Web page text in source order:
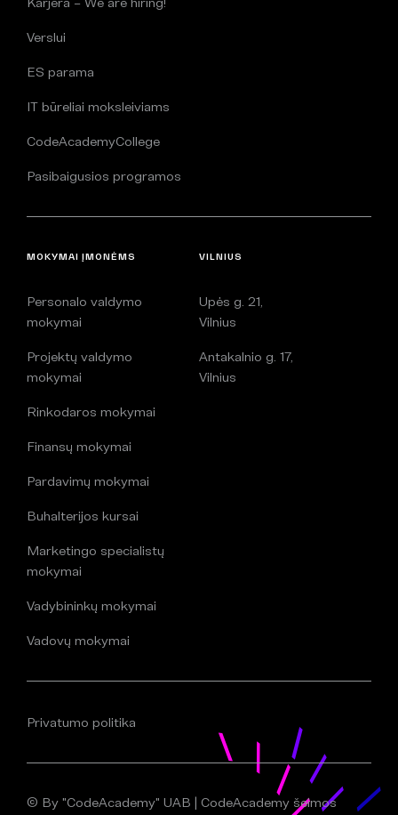
Verslui
ES parama
IT būreliai moksleiviams
CodeAcademyCollege
Pasibaigusios programos
MOKYMAI ĮMONĖMS
Personalo valdymo
mokymai
Projektų valdymo
mokymai
Rinkodaros mokymai
Finansų mokymai
Pardavimų mokymai
Buhalterijos kursai
Marketingo specialistų
mokymai
Vadybininkų mokymai
Vadovų mokymai
VILNIUS
Upės g. 21,
Vilnius
Antakalnio g. 17,
Vilnius
Privatumo politika
© By "CodeAcademy" UAB | CodeAcademy šeimos